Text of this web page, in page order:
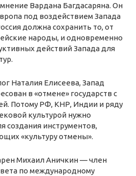
Вардана Багдасаряна. Он
под воздействием Запада
должна сохранить то, от
народы, и одновременно
действий Запада для
Наталия Елисеева, Запад
в «отмене» государств с
Потому РФ, КНР, Индии и ряду
культурой нужно
создания инструментов,
«культуру отмены».
Михаил Аничкин — член
по международному